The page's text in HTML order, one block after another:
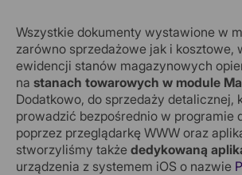
Wszystkie dokumenty wystawione w
zarówno sprzedażowe jak i kosztowe,
ewidencji stanów magazynowych
na stanach towarowych w module
Dodatkowo, do sprzedaży detalicznej,
prowadzić bezpośrednio w programie
poprzez przeglądarkę WWW oraz
stworzyliśmy także dedykowaną
urządzenia z systemem iOS o nazwie